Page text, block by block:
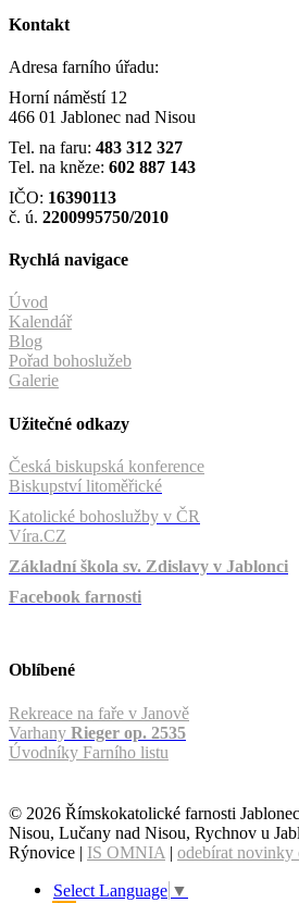
Kontakt
Adresa farního úřadu:
Horní náměstí 12
466 01 Jablonec nad Nisou
Tel. na faru: 483 312 327
Tel. na kněze: 602 887 143
IČO: 16390113
č. ú. 2200995750/2010
Rychlá navigace
Úvod
Kalendář
Blog
Pořad bohoslužeb
Galerie
Užitečné odkazy
Česká biskupská konference
Biskupství litoměřické
Katolické bohoslužby v ČR
Víra.CZ
Základní škola sv. Zdislavy v Jablonci
Facebook farnosti
Oblíbené
Rekreace na faře v Janově
Varhany Rieger op. 2535
Úvodníky Farního listu
© 2026 Římskokatolické farnosti
Nisou, Lučany nad Nisou, Rychnov u
Rýnovice | IS OMNIA | odebírat novinky
Select Language ▼